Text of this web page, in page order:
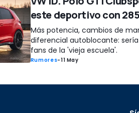
este deportivo con
Más potencia, cambios de
diferencial autoblocante:
fans de la 'vieja escuela'.
Rumores-11 May